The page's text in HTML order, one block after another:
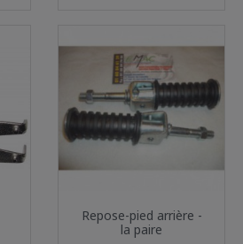
Repose-pied arrière -
la paire